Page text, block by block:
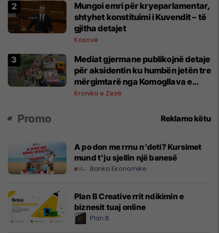
Mungoi emri për kryeparlamentar,
shtyhet konstituimi i Kuvendit – të
gjitha detajet
Kosovë
Mediat gjermane publikojnë detaje
për aksidentin ku humbën jetën tre
mërgimtarë nga Komogllava e
Ferizajt
Kronika e Zezë
Promo Reklamo këtu
A po don me rrnu n’deti? Kursimet
mund t’ju sjellin një banesë
Banka Ekonomike
Plan B Creative rrit ndikimin e
biznesit tuaj online
Plan B